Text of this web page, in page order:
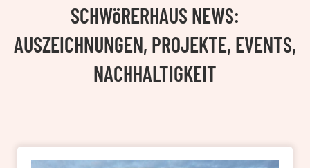
SCHWöRERHAUS NEWS:
AUSZEICHNUNGEN, PROJEKTE, EVENTS,
NACHHALTIGKEIT